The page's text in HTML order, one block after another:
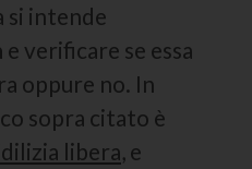
si intende
e verificare se essa
oppure no. In
sopra citato è
libera, e